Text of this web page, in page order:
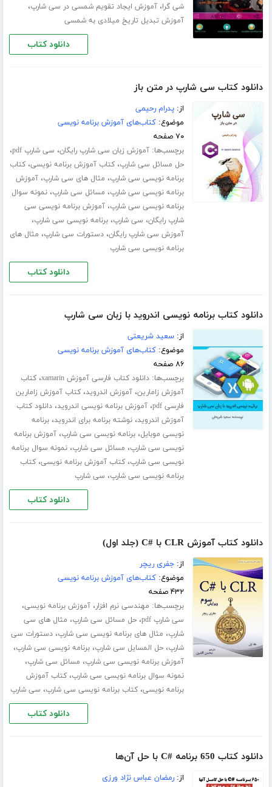
شی گرا،آموزش ایجاد تقویم شمسی در سی شارپ،
آموزش تبدیل تاریخ میلادی به شمسی
دانلود کتاب
دانلود کتاب سی شارپ در متن باز
از:پدرام رحیمی
موضوع:کتاب‌های آموزش برنامه نویسی
۷۰ صفحه
برچسب‌ها:آموزش زبان سی شارپ رایگان، سی شارپ pdf ،
حل مسائل سی شارپ،کتاب آموزش برنامه نویسی،کتاب
برنامه نویسی سی شارپ، مثال های سی شارپ،آموزش
برنامه نویسی سی شارپ، مسائل سی شارپ،نمونه سوال
برنامه نویسی سی شارپ،آموزش برنامه نویسی سی
شارپ رایگان، سی شارپ،برنامه نویسی سی شارپ،
آموزش سی شارپ رایگان،دستورات سی شارپ، مثال های
برنامه نویسی سی شارپ
دانلود کتاب
دانلود کتاب برنامه نویسی اندروید با زبان سی شارپ
از:سعید شریعتی
موضوع:کتاب‌های آموزش برنامه نویسی
۸۶ صفحه
برچسب‌ها:دانلود کتاب فارسی آموزش xamarin ،کتاب
آموزش زامارین،آموزش اندروید،کتاب آموزش زامارین
فارسی pdf
،آموزش برنامه نویسی اندروید،دانلود کتاب
آموزش اندروید،نوشته برنامه برای اندروید،برنامه
نویسی موبایل،برنامه نویسی سی شارپ،آموزش برنامه
نویسی سی شارپ، مسائل سی شارپ،نمونه سوال برنامه
نویسی سی شارپ،کتاب آموزش برنامه نویسی،کتاب
برنامه نویسی سی شارپ، سی شارپ
دانلود کتاب
دانلود کتاب آموزش CLR با #C (جلد اول)
از:جفری ریچر
موضوع:کتاب‌های آموزش برنامه نویسی
۴۳۲ صفحه
برچسب‌ها: مهندسی نرم افزار،آموزش برنامه نویسی،
سی شارپ pdf ،حل مسائل سی شارپ، مثال های سی
شارپ، مثال های برنامه نویسی سی شارپ،دستورات سی
شارپ،حل المسایل سی شارپ،برنامه نویسی سی شارپ،
آموزش برنامه نویسی سی شارپ، مسائل سی شارپ،
نمونه سوال برنامه نویسی سی شارپ،کتاب آموزش
برنامه نویسی،کتاب برنامه نویسی سی شارپ، سی شارپ
دانلود کتاب
دانلود کتاب 650 برنامه #C با حل آن‌ها
از:رمضان عباس نژاد ورزی